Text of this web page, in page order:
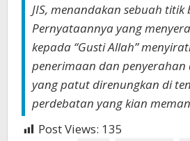
JIS, menandakan sebuah titik
Pernyataannya yang
kepada “Gusti Allah”
penerimaan dan penyerahan
yang patut direnungkan di
perdebatan yang kian
Post Views: 135